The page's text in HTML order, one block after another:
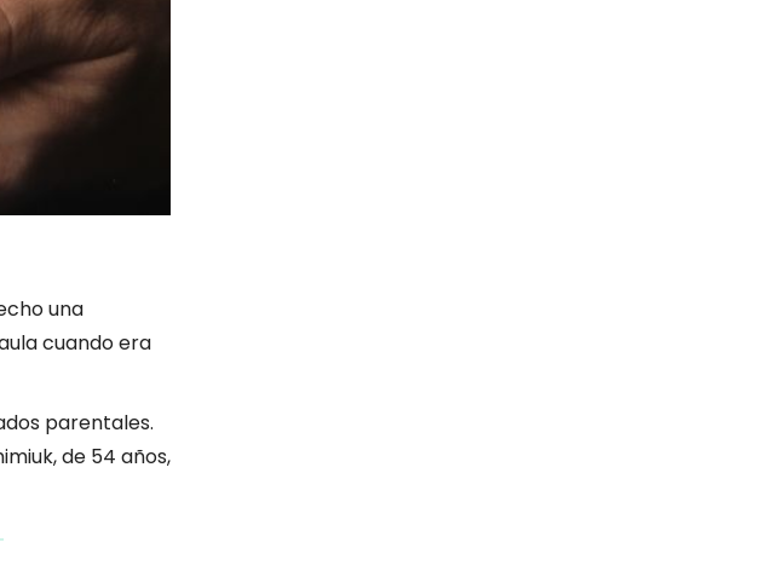
una
cuando era
parentales.
de 54 años,